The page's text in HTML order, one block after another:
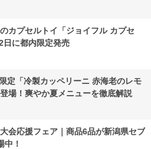
カプセルトイ「ジョイフル カプセ
日に都内限定発売
定「冷製カッペリーニ 赤海老のレモ
場！爽やか夏メニューを徹底解説
会応援フェア｜商品6品が新潟県セブ
中！